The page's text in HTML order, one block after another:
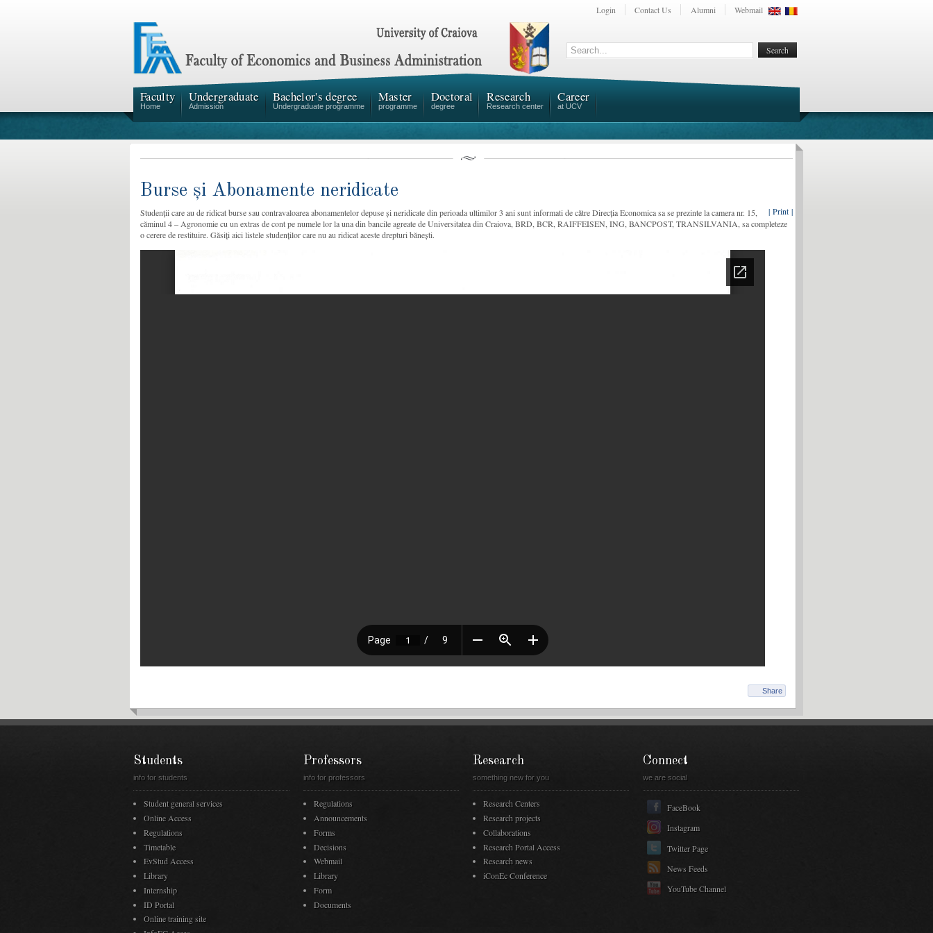
Login Contact Us Alumni Webmail
Faculty
Home
Undergraduate
Admission
Bachelor's degree
Undergraduate programme
Master
programme
Doctoral
degree
Research
Research center
Career
at UCV
Burse și Abonamente neridicate
| Print |
Studenții care au de ridicat burse sau contravaloarea abonamentelor depuse și neridicate din perioada ultimilor 3 ani sunt informati de către Direcția Economica sa se prezinte la camera nr. 15,
căminul 4 – Agronomie cu un extras de cont pe numele lor la una din bancile agreate de Universitatea din Craiova, BRD, BCR, RAIFFEISEN, ING, BANCPOST, TRANSILVANIA, sa completeze
o cerere de restituire. Găsiți aici listele studenților care nu au ridicat aceste drepturi bănești.
Share
Students
info for students
Student general services
Online Access
Regulations
Timetable
EvStud Access
Library
Internship
ID Portal
Online training site
Professors
info for professors
Regulations
Announcements
Forms
Decisions
Webmail
Library
Form
Documents
Research
something new for you
Research Centers
Research projects
Collaborations
Research Portal Access
Research news
iConEc Conference
Connect
we are social
FaceBook
Instagram
Twitter Page
News Feeds
YouTube Channel